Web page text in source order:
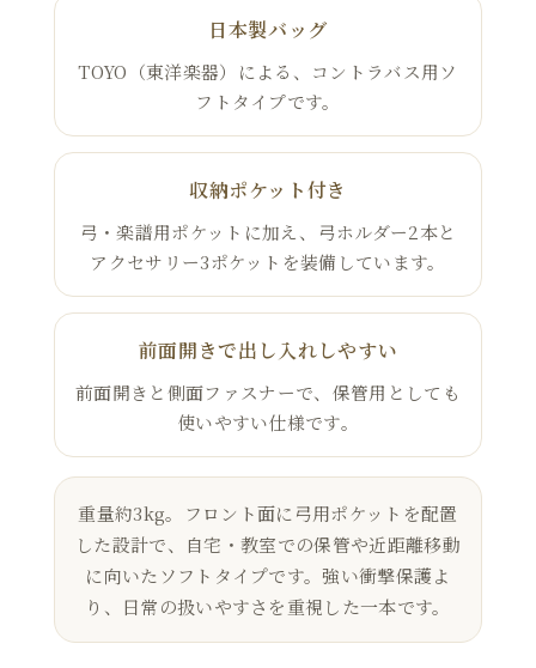
日本製バッグ
TOYO（東洋楽器）による、コントラバス用ソ
フトタイプです。
収納ポケット付き
弓・楽譜用ポケットに加え、弓ホルダー2本と
アクセサリー3ポケットを装備しています。
前面開きで出し入れしやすい
前面開きと側面ファスナーで、保管用としても
使いやすい仕様です。
重量約3kg。フロント面に弓用ポケットを配置
した設計で、自宅・教室での保管や近距離移動
に向いたソフトタイプです。強い衝撃保護よ
り、日常の扱いやすさを重視した一本です。